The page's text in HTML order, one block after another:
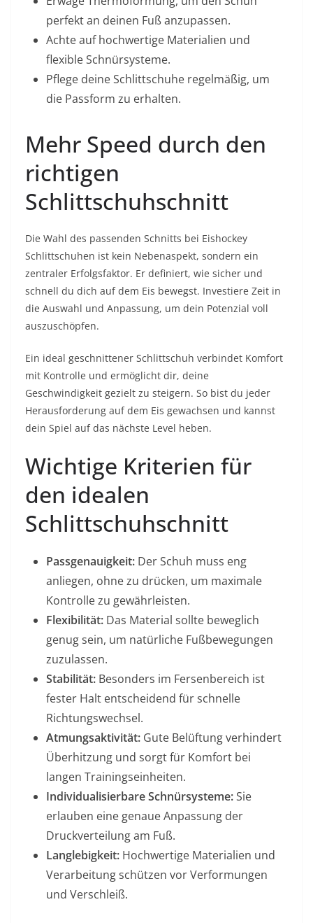
perfekt an deinen Fuß anzupassen.
Achte auf hochwertige Materialien und
flexible Schnürsysteme.
Pflege deine Schlittschuhe regelmäßig, um
die Passform zu erhalten.
Mehr Speed durch den
richtigen
Schlittschuhschnitt
Die Wahl des passenden Schnitts bei Eishockey
Schlittschuhen ist kein Nebenaspekt, sondern ein
zentraler Erfolgsfaktor. Er definiert, wie sicher und
schnell du dich auf dem Eis bewegst. Investiere Zeit in
die Auswahl und Anpassung, um dein Potenzial voll
auszuschöpfen.
Ein ideal geschnittener Schlittschuh verbindet Komfort
mit Kontrolle und ermöglicht dir, deine
Geschwindigkeit gezielt zu steigern. So bist du jeder
Herausforderung auf dem Eis gewachsen und kannst
dein Spiel auf das nächste Level heben.
Wichtige Kriterien für
den idealen
Schlittschuhschnitt
Passgenauigkeit: Der Schuh muss eng
anliegen, ohne zu drücken, um maximale
Kontrolle zu gewährleisten.
Flexibilität: Das Material sollte beweglich
genug sein, um natürliche Fußbewegungen
zuzulassen.
Stabilität: Besonders im Fersenbereich ist
fester Halt entscheidend für schnelle
Richtungswechsel.
Atmungsaktivität: Gute Belüftung verhindert
Überhitzung und sorgt für Komfort bei
langen Trainingseinheiten.
Individualisierbare Schnürsysteme:Sie
erlauben eine genaue Anpassung der
Druckverteilung am Fuß.
Langlebigkeit: Hochwertige Materialien und
Verarbeitung schützen vor Verformungen
und Verschleiß.